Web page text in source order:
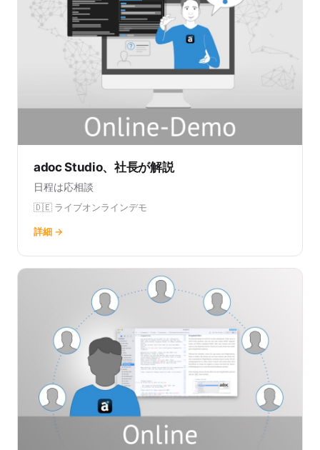
adoc Studio、社長が解説
日程は応相談
🇩🇪 ライブオンラインデモ
詳細 →